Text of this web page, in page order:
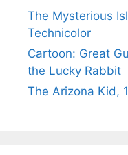
The Mysterious
Technicolor
Cartoon: Great
the Lucky Rabbit
The Arizona Kid,